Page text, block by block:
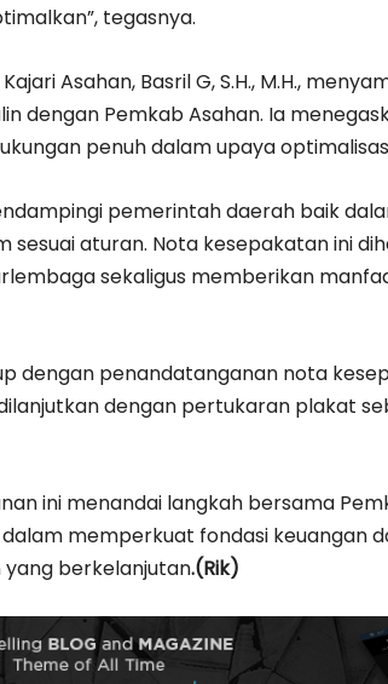
tegasnya.
Asahan, Basril G, S.H., M.H.,
dengan Pemkab Asahan. Ia
penuh dalam upaya
pemerintah daerah baik
sesuai aturan. Nota kesepakatan ini
sekaligus memberikan
dengan penandatanganan nota
dengan pertukaran plakat
ini menandai langkah bersama
dalam memperkuat fondasi keuangan
berkelanjutan.(Rik)